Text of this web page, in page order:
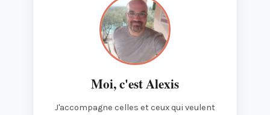
Moi, c'est Alexis
J'accompagne celles et ceux qui veulent